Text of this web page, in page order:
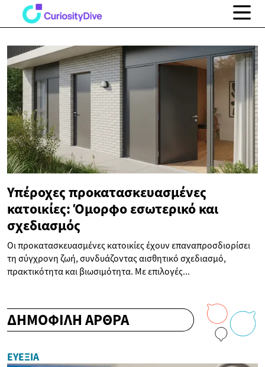
Υπέροχες προκατασκευασμένες
κατοικίες: Όμορφο εσωτερικό και
σχεδιασμός
Οι προκατασκευασμένες κατοικίες έχουν επαναπροσδιορίσει
τη σύγχρονη ζωή, συνδυάζοντας αισθητικό σχεδιασμό,
πρακτικότητα και βιωσιμότητα. Με επιλογές...
ΔΗΜΟΦΙΛΗ ΑΡΘΡΑ
ΕΥΕΞΊΑ